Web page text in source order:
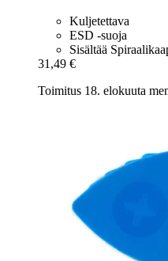
Kuljetettava
ESD -suoja
Sisältää
31,49 €
Toimitus 18. elokuuta